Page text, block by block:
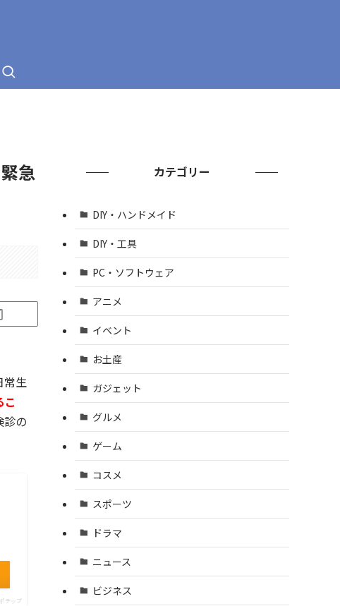
急
常生
診の
ポチップ
カテゴリー
DIY・ハンドメイド
DIY・工具
PC・ソフトウェア
アニメ
イベント
お土産
ガジェット
グルメ
ゲーム
コスメ
スポーツ
ドラマ
ニュース
ビジネス